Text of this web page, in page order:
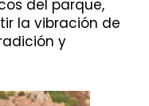
del parque,
la vibración de
y